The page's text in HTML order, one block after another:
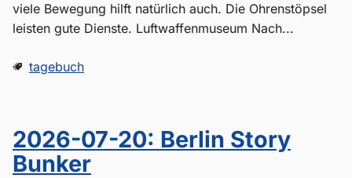
viele Bewegung hilft natürlich auch. Die Ohrenstöpsel
leisten gute Dienste. Luftwaffenmuseum Nach...
tagebuch
2026-07-20: Berlin Story
Bunker